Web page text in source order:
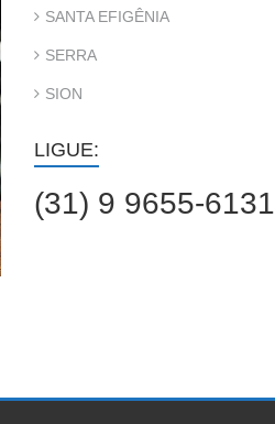
SANTA EFIGÊNIA
SERRA
SION
LIGUE:
(31) 9 9655-6131